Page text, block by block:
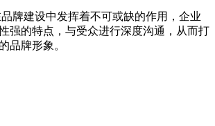
建设中发挥着不可或缺的作用，企业
强的特点，与受众进行深度沟通，从而打
品牌形象。